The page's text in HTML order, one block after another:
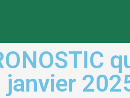
janvier